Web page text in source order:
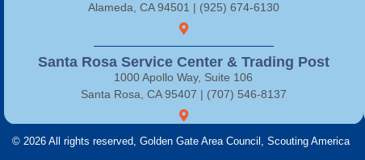
Alameda, CA 94501 | (925) 674-6130
Santa Rosa Service Center & Trading Post
1000 Apollo Way, Suite 106
Santa Rosa, CA 95407 | (707) 546-8137
© 2026 All rights reserved, Golden Gate Area Council, Scouting America